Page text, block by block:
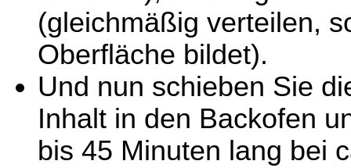
(gleichmäßig verteilen,
Oberfläche bildet).
Und nun schieben Sie
Inhalt in den Backofen
bis 45 Minuten lang bei